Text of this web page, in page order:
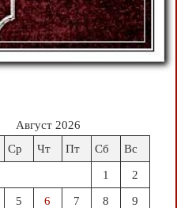
Август 2026
Ср Чт Пт Сб Вс
1 2
5 6 7 8 9